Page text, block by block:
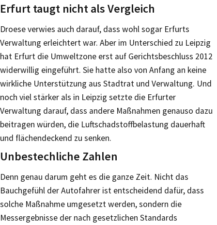
Erfurt taugt nicht als Vergleich
Droese verwies auch darauf, dass wohl sogar Erfurts
Verwaltung erleichtert war. Aber im Unterschied zu Leipzig
hat Erfurt die Umweltzone erst auf Gerichtsbeschluss 2012
widerwillig eingeführt. Sie hatte also von Anfang an keine
wirkliche Unterstützung aus Stadtrat und Verwaltung. Und
noch viel stärker als in Leipzig setzte die Erfurter
Verwaltung darauf, dass andere Maßnahmen genauso dazu
beitragen würden, die Luftschadstoffbelastung dauerhaft
und flächendeckend zu senken.
Unbestechliche Zahlen
Denn genau darum geht es die ganze Zeit. Nicht das
Bauchgefühl der Autofahrer ist entscheidend dafür, dass
solche Maßnahme umgesetzt werden, sondern die
Messergebnisse der nach gesetzlichen Standards